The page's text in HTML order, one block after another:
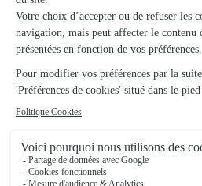
Trustpilot Échantillon d'avis
les avis de la marque
Livraison de fleurs à
Champs et autour : les
couvertes par le réseau